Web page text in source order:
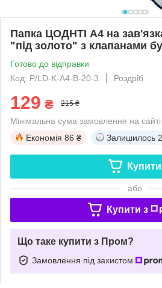
Папка ЦОДНТІ А4 на
"під золото" з клапанами
Готово до відправки
Код: P/LD-K-А4-B-20-3
Роздріб
129 ₴ 215 ₴
Мінімальна сума замовлення на
Економія 86 ₴ Залишилось
Купити
або
Купити з
Що таке купити з Пром?
Замовлення під захистом